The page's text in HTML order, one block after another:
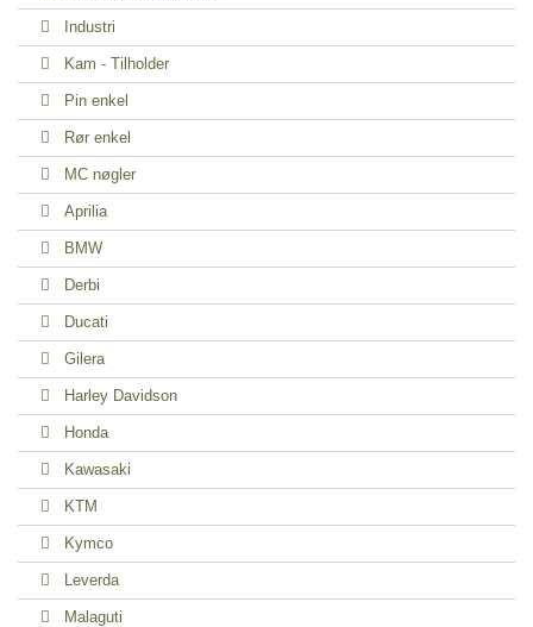
Industri
Kam - Tilholder
Pin enkel
Rør enkel
MC nøgler
Aprilia
BMW
Derbi
Ducati
Gilera
Harley Davidson
Honda
Kawasaki
KTM
Kymco
Leverda
Malaguti